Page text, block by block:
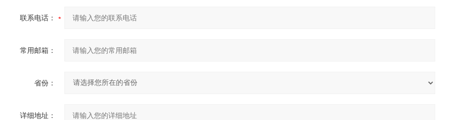
联系电话：
常用邮箱：
省份：
详细地址：